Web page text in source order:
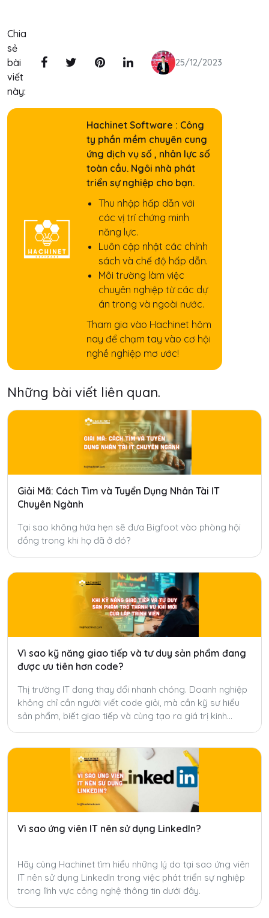
Chia
sẻ
bài
viết
này:
25/12/2023
Hachinet Software : Công
ty phần mềm chuyên cung
ứng dịch vụ số , nhân lực số
toàn cầu. Ngôi nhà phát
triển sự nghiệp cho bạn.
Thu nhập hấp dẫn với
các vị trí chứng minh
năng lực.
Luôn cập nhật các chính
sách và chế độ hấp dẫn.
Môi trường làm việc
chuyên nghiệp từ các dự
án trong và ngoài nước.
Tham gia vào Hachinet hôm
nay để chạm tay vào cơ hội
nghề nghiệp mơ ước!
Những bài viết liên quan.
Giải Mã: Cách Tìm và Tuyển Dụng Nhân Tài IT
Chuyên Ngành
Tại sao không hứa hẹn sẽ đưa Bigfoot vào phòng hội
đồng trong khi họ đã ở đó?
Vì sao kỹ năng giao tiếp và tư duy sản phẩm đang
được ưu tiên hơn code?
Thị trường IT đang thay đổi nhanh chóng. Doanh nghiệp
không chỉ cần người viết code giỏi, mà cần kỹ sư hiểu
sản phẩm, biết giao tiếp và cùng tạo ra giá trị kinh
Vì sao ứng viên IT nên sử dụng LinkedIn?
Hãy cùng Hachinet tìm hiểu những lý do tại sao ứng viên
IT nên sử dụng LinkedIn trong việc phát triển sự nghiệp
trong lĩnh vực công nghệ thông tin dưới đây.